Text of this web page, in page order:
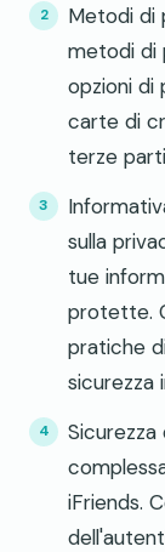
Metodi di
metodi di
opzioni di
carte di
terze
sulla
tue
protette.
pratiche
sicurezza
iFriends.